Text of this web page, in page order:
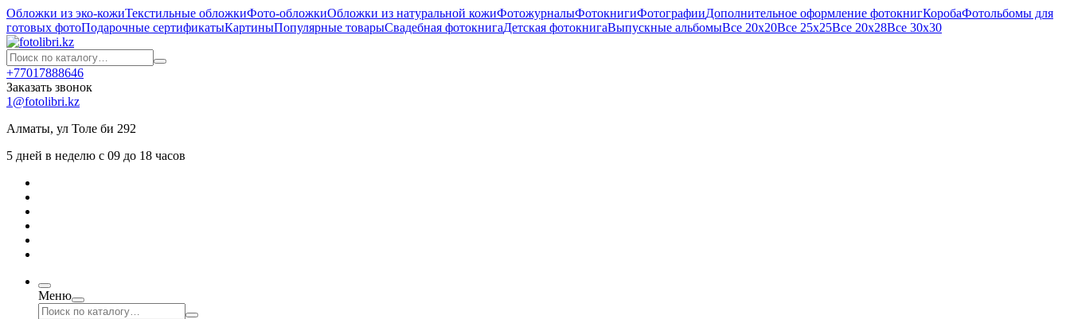
Обложки из эко-кожиТекстильные обложкиФото-обложкиОбложки из натуральной кожиФотожурналыФотокнигиФотографииДополнительное оформление фотокнигКоробаФотольбомы для
готовых фотоПодарочные сертификатыКартиныПопулярные товарыСвадебная фотокнигаДетская фотокнигаВыпускные альбомыВсе 20х20Все 25х25Все 20х28Все 30х30
+77017888646
Заказать звонок
1@fotolibri.kz
Алматы, ул Толе би 292
5 дней в неделю с 09 до 18 часов
Меню